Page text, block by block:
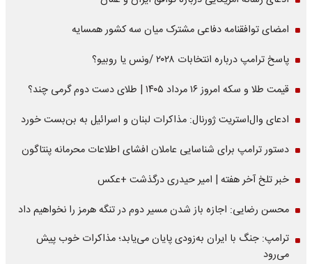
امضای توافقنامه دفاعی مشترک میان سه کشور همسایه
پاسخ ترامپ درباره انتخابات ۲۰۲۸ /ونس یا روبیو؟
قیمت طلا و سکه امروز ۱۶ مرداد ۱۴۰۵ | طلای دست دوم گرمی چند؟
ادعای وال‌استریت ژورنال: مذاکرات لبنان و اسرائیل به بن‌بست خورد
دستور ترامپ برای شناسایی عاملان افشای اطلاعات محرمانه پنتاگون
خبر تلخ آخر هفته | امیر حیدری درگذشت +عکس
محسن رضایی: اجازه باز شدن مسیر دوم در تنگه هرمز را نخواهیم داد
ترامپ: جنگ با ایران به‌زودی پایان می‌یابد؛ مذاکرات خوب پیش
می‌رود